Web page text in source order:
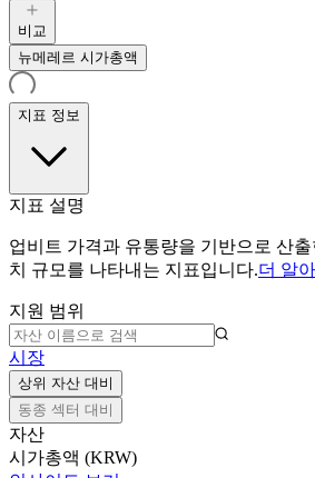
비교
뉴메레르 시가총액
지표 정보
지표 설명
업비트 가격과 유통량을 기반으로 산
치 규모를 나타내는 지표입니다.더 알
지원 범위
시장
상위 자산 대비
동종 섹터 대비
자산
시가총액 (KRW)